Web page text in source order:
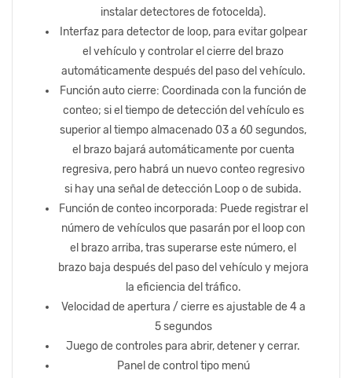
instalar detectores de fotocelda).
Interfaz para detector de loop, para evitar golpear
el vehículo y controlar el cierre del brazo
automáticamente después del paso del vehículo.
Función auto cierre: Coordinada con la función de
conteo; si el tiempo de detección del vehículo es
superior al tiempo almacenado 03 a 60 segundos,
el brazo bajará automáticamente por cuenta
regresiva, pero habrá un nuevo conteo regresivo
si hay una señal de detección Loop o de subida.
Función de conteo incorporada: Puede registrar el
número de vehículos que pasarán por el loop con
el brazo arriba, tras superarse este número, el
brazo baja después del paso del vehículo y mejora
la eficiencia del tráfico.
Velocidad de apertura / cierre es ajustable de 4 a
5 segundos
Juego de controles para abrir, detener y cerrar.
Panel de control tipo menú